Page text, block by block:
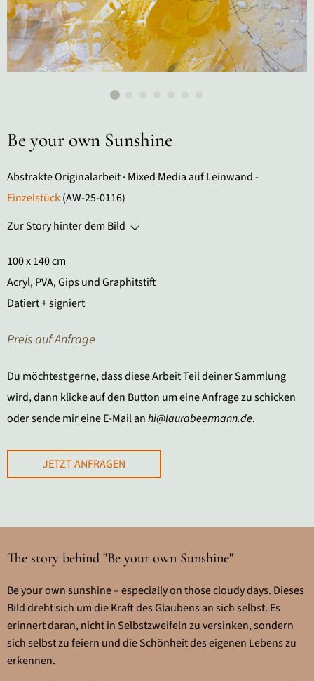
Be your own Sunshine
Abstrakte Originalarbeit · Mixed Media auf Leinwand -
Einzelstück(AW-25-0116)
Zur Story hinter dem Bild
100 x 140 cm
Acryl, PVA, Gips und Graphitstift
Datiert + signiert
Preis auf Anfrage
Du möchtest gerne, dass diese Arbeit Teil deiner Sammlung
wird, dann klicke auf den Button um eine Anfrage zu schicken
oder sende mir eine E-Mail anhi@laurabeermann.de.
JETZT ANFRAGEN
The story behind "Be your own Sunshine"
Be your own sunshine – especially on those cloudy days. Dieses
Bild dreht sich um die Kraft des Glaubens an sich selbst. Es
erinnert daran, nicht in Selbstzweifeln zu versinken, sondern
sich selbst zu feiern und die Schönheit des eigenen Lebens zu
erkennen.